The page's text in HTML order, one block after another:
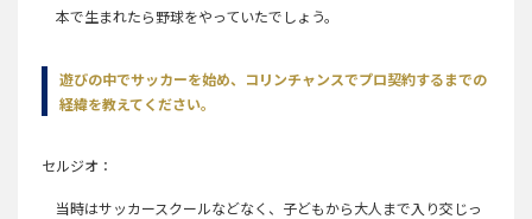
本で生まれたら野球をやっていたでしょう。
遊びの中でサッカーを始め、コリンチャンスでプロ契約するまでの
経緯を教えてください。
セルジオ
当時はサッカースクールなどなく、子どもから大人まで入り交じっ